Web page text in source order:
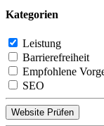
Kategorien
Leistung
Barrierefreiheit
Empfohlene
SEO
Website Prüfen